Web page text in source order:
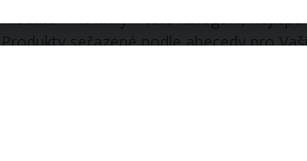
Hledáte-li novinky v této kategorii,
Produkty seřazené podle abecedy pro